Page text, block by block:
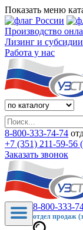
Показать меню
Производство
Лизинг и субсидии
Работа у нас
8-800-333-74-74
+7 (351) 211-59-56
Заказать звонок
8-800-333-
отдел продаж